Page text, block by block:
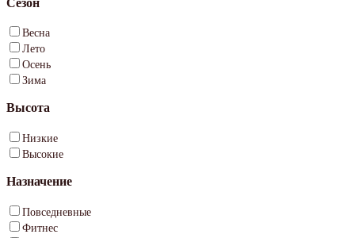
Весна
Лето
Осень
Зима
Высота
Низкие
Высокие
Назначение
Повседневные
Фитнес